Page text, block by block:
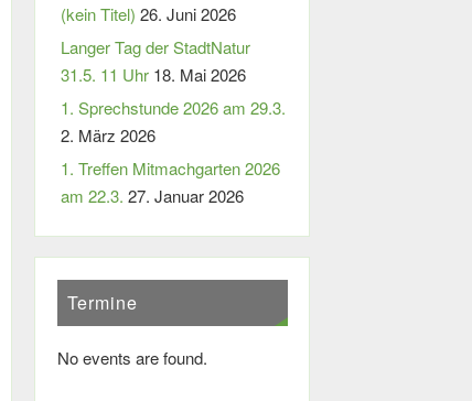
(kein Titel) 26. Juni 2026
Langer Tag der StadtNatur
31.5. 11 Uhr 18. Mai 2026
1. Sprechstunde 2026 am 29.3.
2. März 2026
1. Treffen Mitmachgarten 2026
am 22.3. 27. Januar 2026
Termine
No events are found.